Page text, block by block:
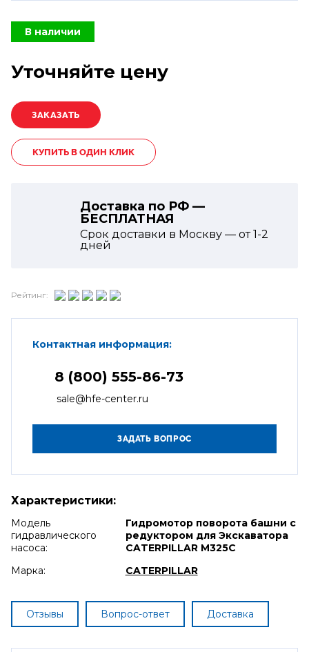
В наличии
Уточняйте цену
КУПИТЬ В ОДИН КЛИК
Доставка по РФ —
БЕСПЛАТНАЯ
Срок доставки в Москву — от1-2
дней
Рейтинг:
Контактная информация:
8 (800) 555-86-73
sale@hfe-center.ru
Характеристики:
Модель
гидравлического
насоса:
Гидромотор поворота башни с
редуктором для Экскаватора
CATERPILLAR M325C
Марка:
CATERPILLAR
Отзывы Вопрос-ответ Доставка